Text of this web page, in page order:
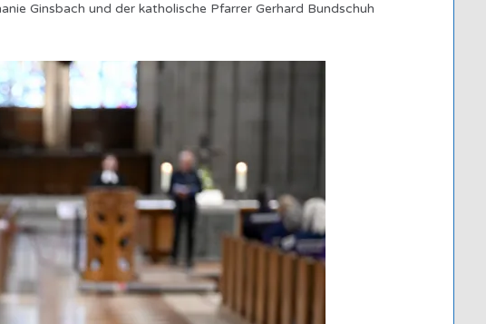
Ginsbach und der katholische Pfarrer Gerhard Bundschuh